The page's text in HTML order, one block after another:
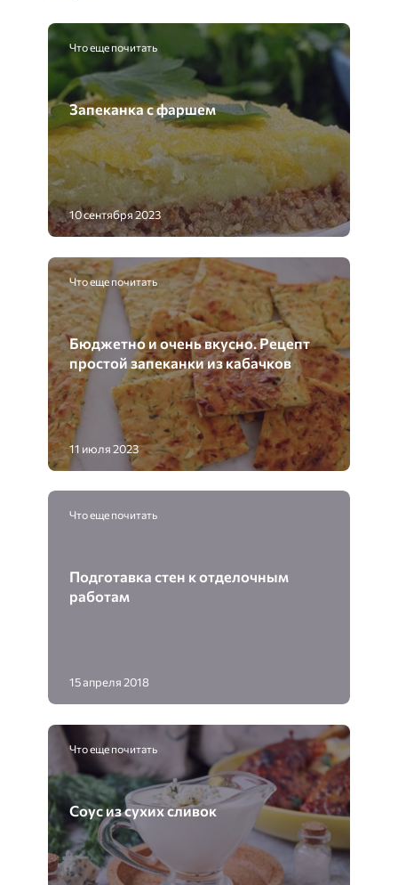
Что еще почитать
Запеканка с фаршем
10 сентября 2023
Что еще почитать
Бюджетно и очень вкусно. Рецепт
простой запеканки из кабачков
11 июля 2023
Что еще почитать
Подготавка стен к отделочным
работам
15 апреля 2018
Что еще почитать
Соус из сухих сливок